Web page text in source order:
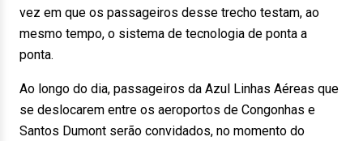
vez em que os passageiros desse trecho testam, ao
mesmo tempo, o sistema de tecnologia de ponta a
ponta.
Ao longo do dia, passageiros da Azul Linhas Aéreas que
se deslocarem entre os aeroportos de Congonhas e
Santos Dumont serão convidados, no momento do